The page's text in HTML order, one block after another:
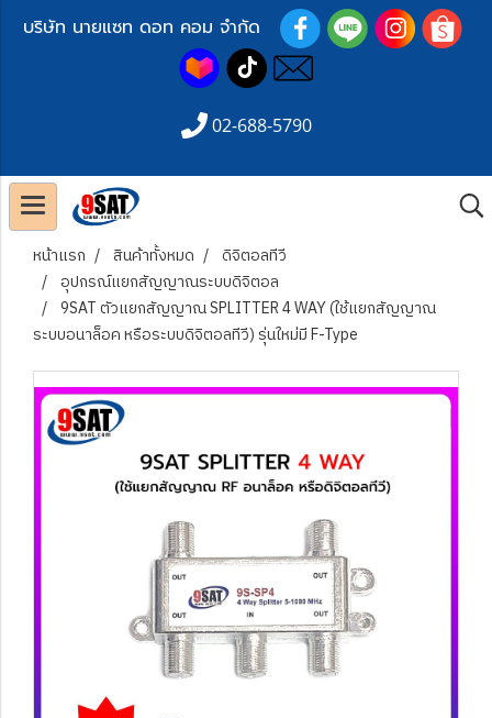
บริษัท นายแซท ดอท คอม จำกัด
02-688-5790
หน้าแรก สินค้าทั้งหมด
ดิจิตอลทีวี
อุปกรณ์แยกสัญญาณระบบดิจิตอล
9SAT ตัวแยกสัญญาณ SPLITTER 4 WAY (ใช้แยกสัญญาณ
ระบบอนาล็อค หรือระบบดิจิตอลทีวี) รุ่นใหม่มี F-Type